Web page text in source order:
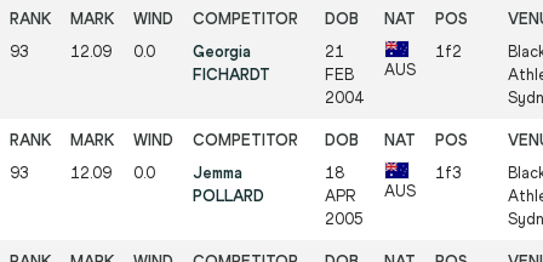
93 12.09 0.0
Georgia
FICHARDT
21
FEB
2004
AUS
1f2
93 12.09 0.0
Jemma
POLLARD
18
APR
2005
AUS
1f3